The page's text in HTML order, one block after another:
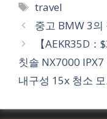
Tags
travel
중고 BMW 3의
【AEKR35D
칫솔 NX7000
내구성 15x 청소